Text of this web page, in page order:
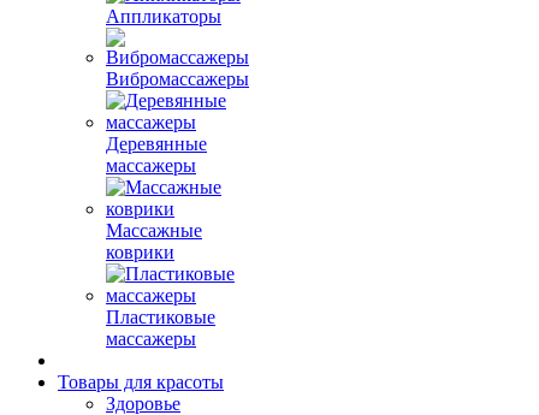
Аппликаторы
Вибромассажеры
Деревянные
массажеры
Массажные
коврики
Пластиковые
массажеры
Товары для красоты
Здоровье